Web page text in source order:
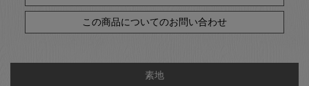
この商品についてのお問い合わせ
素地